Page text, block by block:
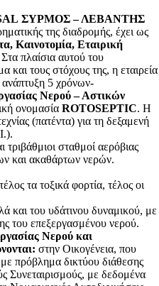
ΣΥΡΜΟΣ – ΛΕΒΑΝΤΗΣ
της διαδρομής, έχει ως
Καινοτομία, Εταιρική
πλαίσια αυτού του
και τους στόχους της, η εταιρεία
ανάπτυξη 5 χρόνων-
Νερού – Αστικών
ονομασία ROTOSEPTIC. Η
(πατέντα) για τη δεξαμενή
τριβάθμιοι σταθμοί αερόβιας
και ακαθάρτων νερών.
τα τοξικά φορτία, τέλος οι
και του υδάτινου δυναμικού, με
του επεξεργασμένου νερού.
Νερού και
στην Οικογένεια, που
με πρόβλημα δικτύου διάθεσης
Συνεταιρισμούς, με δεδομένα